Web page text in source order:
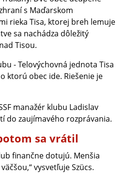
s Maďarskom
rieka Tisa, ktorej breh lemuje
sa nachádza dôležitý
Tisou.
- Telovýchovná jednota Tisa
ktorú obec ide. Riešenie je
manažér klubu Ladislav
do zaujímavého rozprávania.
sa vrátil
finančne dotujú. Menšia
vysvetľuje Szücs.